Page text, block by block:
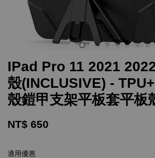
IPad Pro 11 2021
殼(INCLUSIVE) -
殼鎧甲支架平板套平板
NT$ 650
適用優惠